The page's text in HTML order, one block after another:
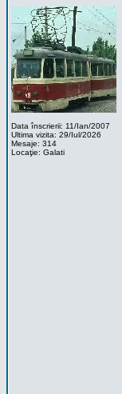
Data înscrierii: 11/Ian/2007
Ultima vizita: 29/Iul/2026
Mesaje: 314
Locaţie: Galati